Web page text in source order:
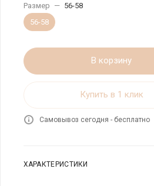
Размер — 56-58
56-58
В корзину
Купить в 1 клик
Самовывоз сегодня - бесплатно
ХАРАКТЕРИСТИКИ